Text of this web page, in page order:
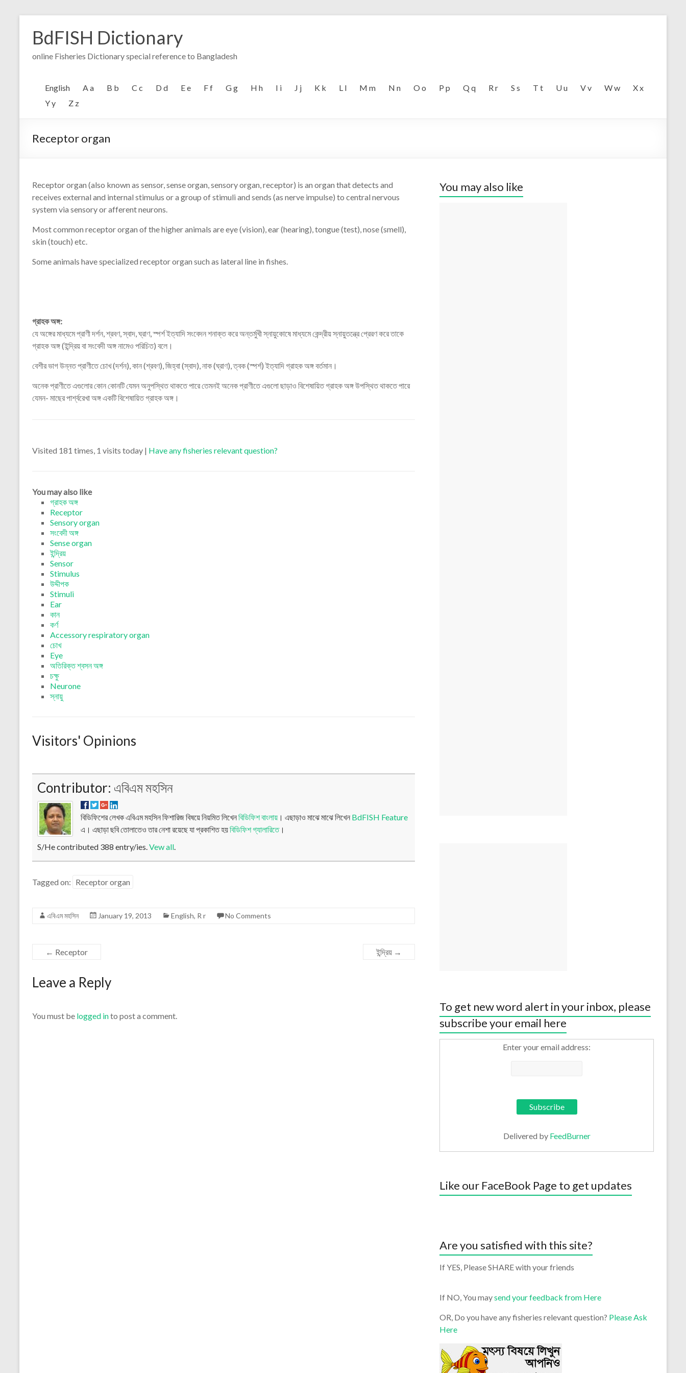
contentBdFISH Dictionary
online Fisheries Dictionary special reference to Bangladesh
English A a B b C c D d E e F f G g H h I i J j K k L l M m N n O o P p Q q R r S s T t U u V v W w
X x
Y y
Z z
Receptor organ
Receptor organ (also known as sensor, sense organ, sensory organ, receptor) is an organ that detects and
receives external and internal stimulus or a group of stimuli and sends (as nerve impulse) to central nervous
system via sensory or afferent neurons.
Most common receptor organ of the higher animals are eye (vision), ear (hearing), tongue (test), nose (smell),
skin (touch) etc.
Some animals have specialized receptor organ such as lateral line in fishes.
গ্রাহক অঙ্গ:
যে অঙ্গের মাধ্যমে প্রাণী দর্শন, শ্রবণ, স্বাদ, ঘ্রাণ, স্পর্শ ইত্যাদি সংবেদন শনাক্ত করে অন্তর্মুখী স্নায়ুকোষে মাধ্যমে কেন্দ্রীয় স্নায়ুতন্ত্রে প্রেরণ করে তাকে
গ্রাহক অঙ্গ (ইন্দ্রিয় বা সংবেদী অঙ্গ নামেও পরিচিত) বলে।
বেশীর ভাগ উন্নত প্রাণীতে চোখ (দর্শন), কান (শ্রবণ), জিহ্বা (স্বাদ), নাক (ঘ্রাণ), ত্বক (স্পর্শ) ইত্যাদি গ্রাহক অঙ্গ বর্তমান।
অনেক প্রাণীতে এগুলোর কোন কোনটি যেমন অনুপস্থিত থাকতে পারে তেমনই অনেক প্রাণীতে এগুলো ছাড়াও বিশেষায়িত গ্রাহক অঙ্গ উপস্থিত থাকতে পারে
যেমন- মাছের পার্শ্বরেখা অঙ্গ একটি বিশেষায়িত গ্রাহক অঙ্গ।
Visited 181 times, 1 visits today | Have any fisheries relevant question?
You may also like
গ্রাহক অঙ্গ
Receptor
Sensory organ
সংবেদী অঙ্গ
Sense organ
ইন্দ্রিয়
Sensor
Stimulus
উদ্দীপক
Stimuli
Ear
কান
কর্ণ
Accessory respiratory organ
চোখ
Eye
অতিরিক্ত শ্বসন অঙ্গ
চক্ষু
Neurone
স্নায়ু
Visitors' Opinions
Contributor: এবিএম মহসিন
বিডিফিশের লেখক এবিএম মহসিন ফিশারিজ বিষয়ে নিয়মিত লিখেনবিডিফিশ বাংলায় । এছাড়াও মাঝে মাঝে লিখেন BdFISH Feature
এ। এছাড়া ছবি তোলাতেও তার নেশা রয়েছে যা প্রকাশিত হয়বিডিফিশ গ্যালারিতে।
S/He contributed 388 entry/ies.Vew all.
Tagged on: Receptor organ
এবিএম মহসিন January 19, 2013 English, R r No Comments
← Receptor ইন্দ্রিয় →
Leave a Reply
You must be logged into post a comment.
You may also like
To get new word alert in your inbox, please
subscribe your email here
Enter your email address:
Delivered by FeedBurner
Like our FaceBook Page to get updates
Are you satisfied with this site?
If YES, Please SHARE with your friends
If NO, You maysend your feedback from Here
OR, Do you have any fisheries relevant question? Please Ask
Here